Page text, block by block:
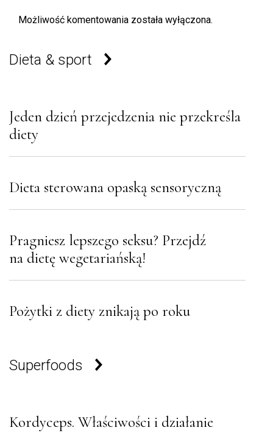
Możliwość komentowania została wyłączona.
Dieta & sport
Jeden dzień przejedzenia nie przekreśla
diety
Dieta sterowana opaską sensoryczną
Pragniesz lepszego seksu? Przejdź
na dietę wegetariańską!
Pożytki z diety znikają po roku
Superfoods
Kordyceps. Właściwości i działanie